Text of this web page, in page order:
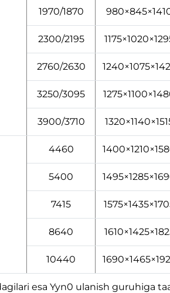
1970/1870
2300/2195
2760/2630
3250/3095
3900/3710
4460
5400
7415
8640
10440
esa Yyn0 ulanish guruhiga